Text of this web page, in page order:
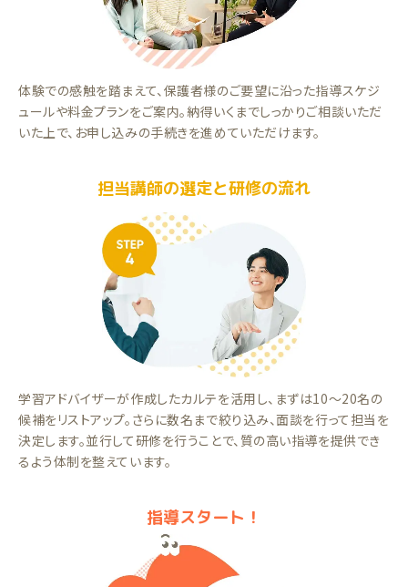
体験での感触を踏まえて、保護者様のご要望に沿った指導スケジ
ュールや料金プランをご案内。納得いくまでしっかりご相談いただ
いた上で、お申し込みの手続きを進めていただけます。
担当講師の選定と研修の流れ
学習アドバイザーが作成したカルテを活用し、まずは10～20名の
候補をリストアップ。さらに数名まで絞り込み、面談を行って担当を
決定します。並行して研修を行うことで、質の高い指導を提供でき
るよう体制を整えています。
指導スタート！